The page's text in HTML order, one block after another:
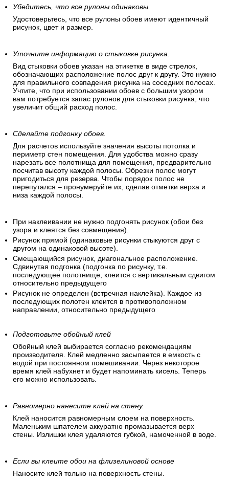
Убедитесь, что все рулоны одинаковы.
Удостоверьтесь, что все рулоны обоев имеют идентичный
рисунок, цвет и размер.
Уточните информацию о стыковке рисунка.
Вид стыковки обоев указан на этикетке в виде стрелок,
обозначающих расположение полос друг к другу. Это нужно
для правильного совпадения рисунка на соседних полосах.
Учтите, что при использовании обоев с большим узором
вам потребуется запас рулонов для стыковки рисунка, что
увеличит общий расход полос.
Сделайте подгонку обоев.
Для расчетов используйте значения высоты потолка и
периметр стен помещения. Для удобства можно сразу
нарезать все полотнища для помещения, предварительно
посчитав высоту каждой полосы. Обрезки полос могут
пригодиться для резерва. Чтобы порядок полос не
перепутался – пронумеруйте их, сделав отметки верха и
низа каждой полосы.
При наклеивании не нужно подгонять рисунок (обои без
узора и клеятся без совмещения).
Рисунок прямой (одинаковые рисунки стыкуются друг с
другом на одинаковой высоте).
Смещающийся рисунок, диагональное расположение.
Сдвинутая подгонка (подгонка по рисунку, т.е.
последующее полотнище, клеится с вертикальным сдвигом
относительно предыдущего
Рисунок не определен (встречная наклейка). Каждое из
последующих полотен клеится в противоположном
направлении, относительно предыдущего
Подготовьте обойный клей
Обойный клей выбирается согласно рекомендациям
производителя. Клей медленно засыпается в емкость с
водой при постоянном помешивании. Через некоторое
время клей набухнет и будет напоминать кисель. Теперь
его можно использовать.
Равномерно нанесите клей на стену.
Клей наносится равномерным слоем на поверхность.
Маленьким шпателем аккуратно промазывается верх
стены. Излишки клея удаляются губкой, намоченной в воде.
Если вы клеите обои на флизелиновой основе
Наносите клей только на поверхность стены.